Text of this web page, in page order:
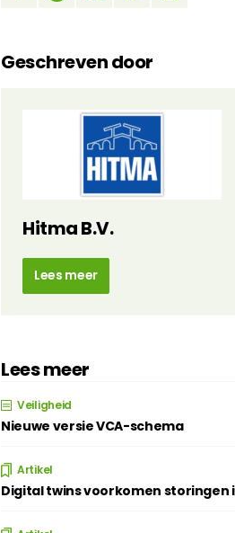
Geschreven door
Hitma B.V.
Lees meer
Lees meer
Veiligheid
Nieuwe versie VCA-schema
Artikel
Digital twins voorkomen